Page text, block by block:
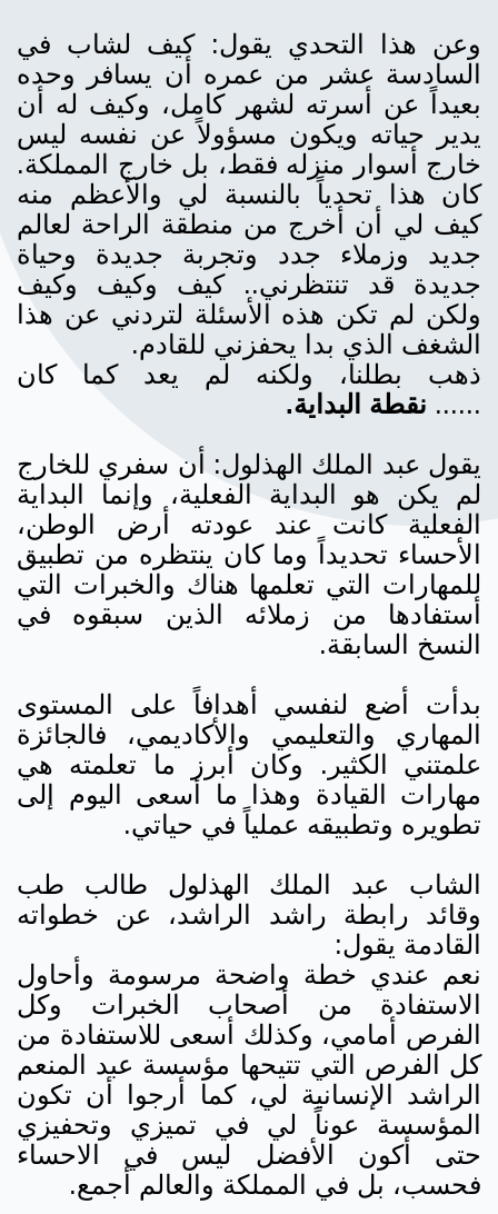
وعن هذا التحدي يقول: كيف لشاب في
السادسة عشر من عمره أن يسافر وحده
بعيداً عن أسرته لشهر كامل، وكيف له أن
يدير حياته ويكون مسؤولاً عن نفسه ليس
خارج أسوار منزله فقط، بل خارج المملكة.
كان هذا تحدياً بالنسبة لي والأعظم منه
كيف لي أن أخرج من منطقة الراحة لعالم
جديد وزملاء جدد وتجربة جديدة وحياة
جديدة قد تنتظرني.. كيف وكيف وكيف
ولكن لم تكن هذه الأسئلة لتردني عن هذا
الشغف الذي بدا يحفزني للقادم.
ذهب بطلنا، ولكنه لم يعد كما كان
...... نقطة البداية.
يقول عبد الملك الهذلول: أن سفري للخارج
لم يكن هو البداية الفعلية، وإنما البداية
الفعلية كانت عند عودته أرض الوطن،
الأحساء تحديداً وما كان ينتظره من تطبيق
للمهارات التي تعلمها هناك والخبرات التي
أستفادها من زملائه الذين سبقوه في
النسخ السابقة.
بدأت أضع لنفسي أهدافاً على المستوى
المهاري والتعليمي والأكاديمي، فالجائزة
علمتني الكثير. وكان أبرز ما تعلمته هي
مهارات القيادة وهذا ما أسعى اليوم إلى
تطويره وتطبيقه عملياً في حياتي.
الشاب عبد الملك الهذلول طالب طب
وقائد رابطة راشد الراشد، عن خطواته
القادمة يقول:
نعم عندي خطة واضحة مرسومة وأحاول
الاستفادة من أصحاب الخبرات وكل
الفرص أمامي، وكذلك أسعى للاستفادة من
كل الفرص التي تتيحها مؤسسة عبد المنعم
الراشد الإنسانية لي، كما أرجوا أن تكون
المؤسسة عوناً لي في تميزي وتحفيزي
حتى أكون الأفضل ليس في الاحساء
فحسب، بل في المملكة والعالم أجمع.